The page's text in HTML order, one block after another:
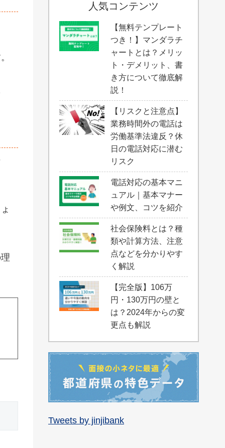
人気コンテンツ
【無料テンプレート
つき！】マンダラチ
ャートとは？メリッ
ト・デメリット、書
き方について徹底解
説！
【リスクと注意点】
業務時間外の電話は
労働基準法違反？休
日の電話対応に潜む
リスク
電話対応の基本マニ
ュアル｜基本マナー
や例文、コツを紹介
社会保険料とは？種
類や計算方法、注意
点などを分かりやす
く解説
【完全版】106万
円・130万円の壁と
は？2024年からの変
更点も解説
Tweets by jinjibank